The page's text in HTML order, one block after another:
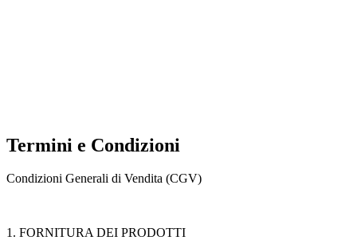
Termini e Condizioni
Condizioni Generali di Vendita (CGV)
1. FORNITURA DEI PRODOTTI